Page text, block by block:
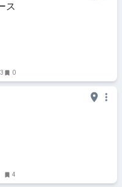
ス
3 0
4